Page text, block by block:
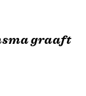
graaft